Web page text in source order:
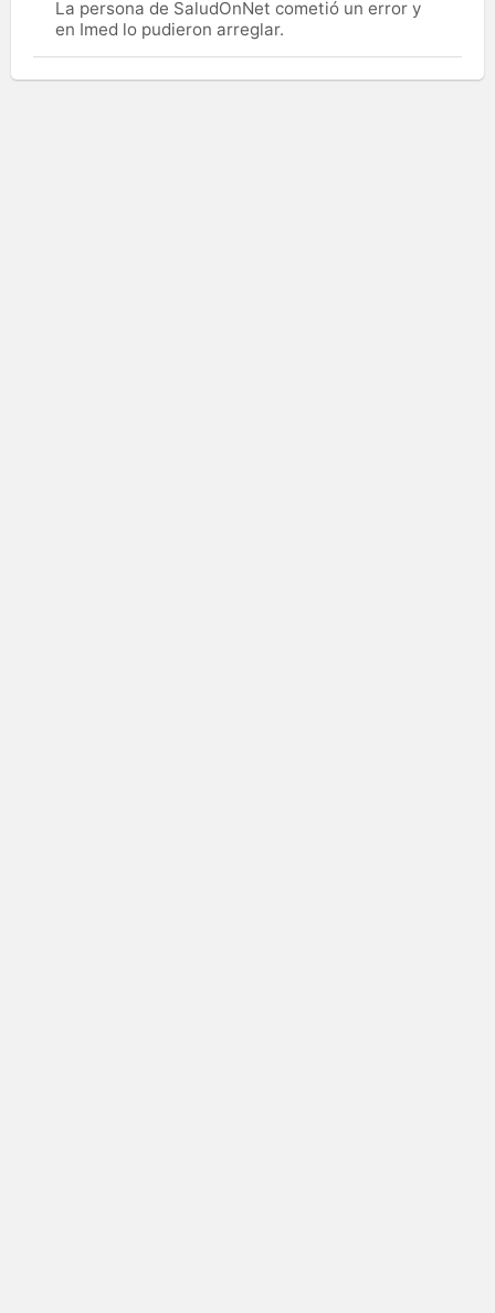
La persona de SaludOnNet cometió un error y
en Imed lo pudieron arreglar.